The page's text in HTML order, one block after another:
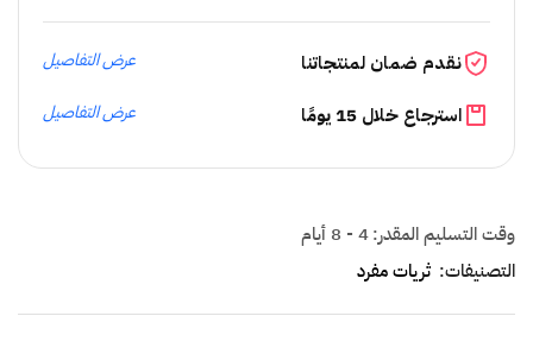
نقدم ضمان لمنتجاتنا عرض التفاصيل
استرجاع خلال 15 يومًا عرض التفاصيل
وقت التسليم المقدر:4 - 8 أيام
التصنيفات: ثريات مفرد